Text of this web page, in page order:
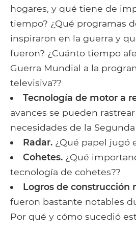
hogares, y qué tiene de
tiempo? ¿Qué programas
inspiraron en la guerra y
fueron? ¿Cuánto tiempo
Guerra Mundial a la
televisiva??
Tecnología de motor a
avances se pueden
necesidades de la
Radar. ¿Qué papel jugó
Cohetes. ¿Qué
tecnología de cohetes??
Logros de construcción
fueron bastante notables
Por qué y cómo sucedió